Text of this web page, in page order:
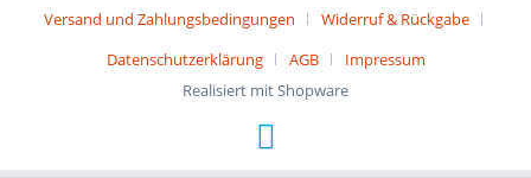
Versand und Zahlungsbedingungen
Widerruf & Rückgabe
Datenschutzerklärung
AGB
Impressum
Realisiert mit Shopware